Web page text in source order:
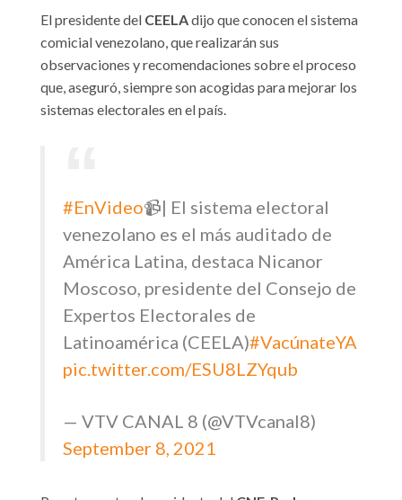
El presidente del CEELAdijo que conocen el sistema
comicial venezolano, que realizarán sus
observaciones y recomendaciones sobre el proceso
que, aseguró, siempre son acogidas para mejorar los
sistemas electorales en el país.
#EnVideo📹| El sistema electoral
venezolano es el más auditado de
América Latina, destaca Nicanor
Moscoso, presidente del Consejo de
Expertos Electorales de
Latinoamérica (CEELA)#VacúnateYA
pic.twitter.com/ESU8LZYqub
— VTV CANAL 8 (@VTVcanal8)
September 8, 2021